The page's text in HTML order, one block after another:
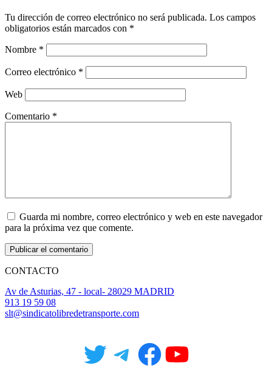
Tu dirección de correo electrónico no será publicada. Los campos
obligatorios están marcados con *
Nombre *
Correo electrónico *
Web
Comentario *
Guarda mi nombre, correo electrónico y web en este navegador
para la próxima vez que comente.
CONTACTO
Av de Asturias, 47 - local- 28029 MADRID
913 19 59 08
slt@sindicatolibredetransporte.com
TwitterTelegram
Facebook
YouTube